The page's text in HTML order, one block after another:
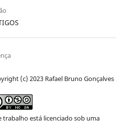
(c) 2023 Rafael Bruno Gonçalves
trabalho está licenciado sob uma